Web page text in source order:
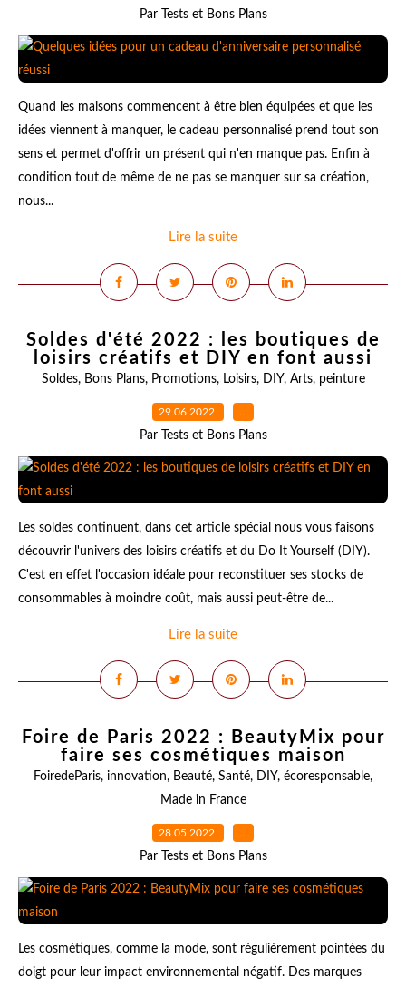
Par Tests et Bons Plans
Quand les maisons commencent à être bien équipées et que les
idées viennent à manquer, le cadeau personnalisé prend tout son
sens et permet d'offrir un présent qui n'en manque pas. Enfin à
condition tout de même de ne pas se manquer sur sa création,
nous...
Lire la suite
Soldes d'été 2022 : les boutiques de
loisirs créatifs et DIY en font aussi
Soldes, Bons Plans, Promotions, Loisirs, DIY, Arts, peinture
29.06.2022 …
Par Tests et Bons Plans
Les soldes continuent, dans cet article spécial nous vous faisons
découvrir l'univers des loisirs créatifs et du Do It Yourself (DIY).
C'est en effet l'occasion idéale pour reconstituer ses stocks de
consommables à moindre coût, mais aussi peut-être de...
Lire la suite
Foire de Paris 2022 : BeautyMix pour
faire ses cosmétiques maison
FoiredeParis, innovation, Beauté, Santé, DIY, écoresponsable,
Made in France
28.05.2022 …
Par Tests et Bons Plans
Les cosmétiques, comme la mode, sont régulièrement pointées du
doigt pour leur impact environnemental négatif. Des marques